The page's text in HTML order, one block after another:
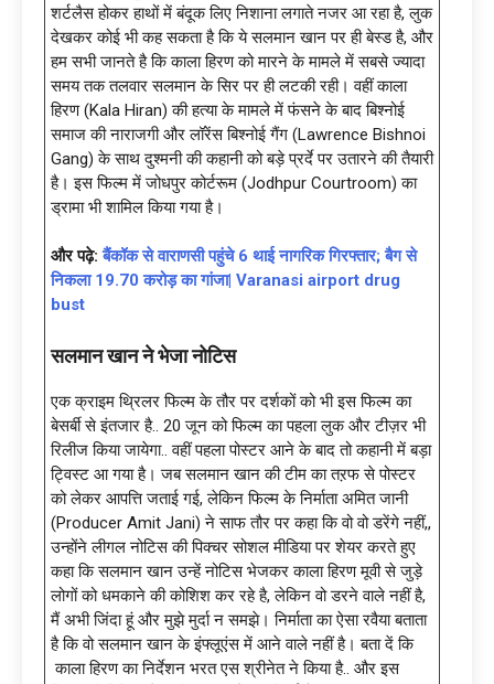
शर्टलैस होकर हाथों में बंदूक लिए निशाना लगाते नजर आ रहा है, लुक
देखकर कोई भी कह सकता है कि ये सलमान खान पर ही बेस्ड है, और
हम सभी जानते है कि काला हिरण को मारने के मामले में सबसे ज्यादा
समय तक तलवार सलमान के सिर पर ही लटकी रही। वहीं काला
हिरण (Kala Hiran) की हत्या के मामले में फंसने के बाद बिश्नोई
समाज की नाराजगी और लॉरेंस बिश्नोई गैंग (Lawrence Bishnoi
Gang) के साथ दुश्मनी की कहानी को बड़े प्रर्दे पर उतारने की तैयारी
है। इस फिल्म में जोधपुर कोर्टरूम (Jodhpur Courtroom) का
ड्रामा भी शामिल किया गया है।
और पढ़े:बैंकॉक से वाराणसी पहुंचे 6 थाई नागरिक गिरफ्तार; बैग से
निकला 19.70 करोड़ का गांजा| Varanasi airport drug
bust
सलमान खान ने भेजा नोटिस
एक क्राइम थ्रिलर फिल्म के तौर पर दर्शकों को भी इस फिल्म का
बेसर्बी से इंतजार है.. 20 जून को फिल्म का पहला लुक और टीज़र भी
रिलीज किया जायेगा.. वहीं पहला पोस्टर आने के बाद तो कहानी में बड़ा
ट्विस्ट आ गया है। जब सलमान खान की टीम का तऱफ से पोस्टर
को लेकर आपत्ति जताई गई, लेकिन फिल्म के निर्माता अमित जानी
(Producer Amit Jani) ने साफ तौर पर कहा कि वो वो डरेंगे नहीं,,
उन्होंने लीगल नोटिस की पिक्चर सोशल मीडिया पर शेयर करते हुए
कहा कि सलमान खान उन्हें नोटिस भेजकर काला हिरण मूवी से जुड़े
लोगों को धमकाने की कोशिश कर रहे है, लेकिन वो डरने वाले नहीं है,
मैं अभी जिंदा हूं और मुझे मुर्दा न समझे। निर्माता का ऐसा रवैया बताता
है कि वो सलमान खान के इंफ्लूएंस में आने वाले नहीं है। बता दें कि
काला हिरण का निर्देशन भरत एस श्रीनेत ने किया है.. और इस